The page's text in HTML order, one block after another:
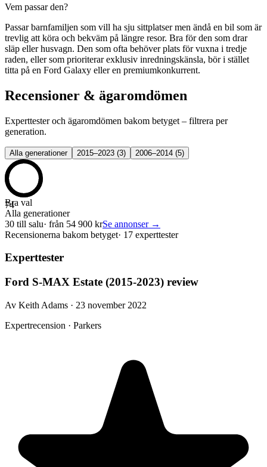
Vem passar den?
Passar barnfamiljen som vill ha sju sittplatser men ändå en bil som är
trevlig att köra och bekväm på längre resor. Bra för den som drar
släp eller husvagn. Den som ofta behöver plats för vuxna i tredje
raden, eller som prioriterar exklusiv inredningskänsla, bör i stället
titta på en Ford Galaxy eller en premiumkonkurrent.
Recensioner & ägaromdömen
Experttester och ägaromdömen bakom betyget – filtrera per
generation.
Alla generationer 2015–2023 (3) 2006–2014 (5)
74
Bra val
Alla generationer
30 till salu· från 54 900 krSe annonser →
Recensionerna bakom betyget· 17 experttester
Experttester
Ford S-MAX Estate (2015-2023) review
Av Keith Adams · 23 november 2022
Expertrecension · Parkers